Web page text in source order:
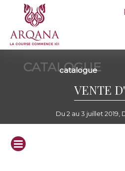
CATALOGUE
catalogue
VENTE
Du 2 au 3 juillet 2019,